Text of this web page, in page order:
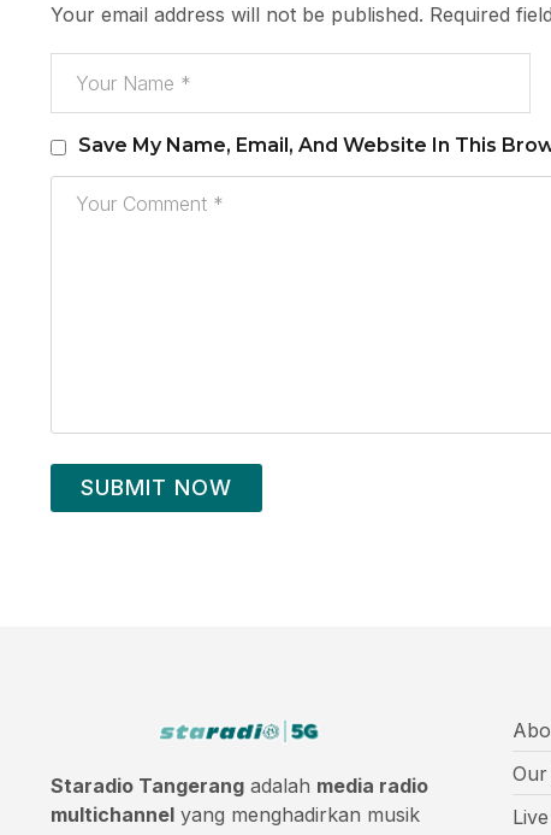
Your email address will not be published. Required
Save My Name, Email, And Website In This
SUBMIT NOW
Staradio Tangerang adalah media radio
multichannel yang menghadirkan musik